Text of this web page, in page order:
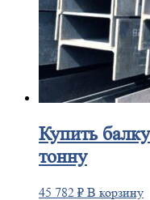
Купить
тонну
45 782 ₽ В корзину